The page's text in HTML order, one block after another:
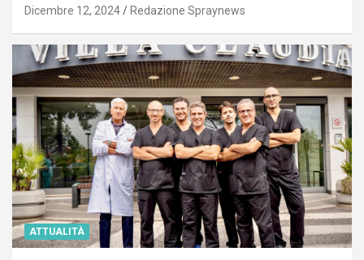
Dicembre 12, 2024 Redazione Spraynews
ATTUALITÀ